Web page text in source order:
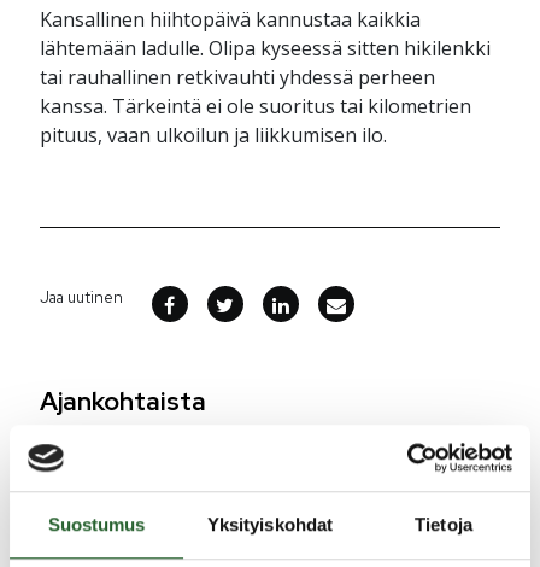
Suostumus Yksityiskohdat Tietoja
Kansallinen hiihtopäivä kannustaa kaikkia
lähtemään ladulle. Olipa kyseessä sitten hikilenkki
tai rauhallinen retkivauhti yhdessä perheen
kanssa. Tärkeintä ei ole suoritus tai kilometrien
pituus, vaan ulkoilun ja liikkumisen ilo.
Jaa uutinen
Ajankohtaista
5.8.2026
perjantaina klo 12.00